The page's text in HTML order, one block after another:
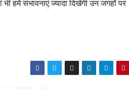
हमें संभावनाएं ज्यादा दिखेंगी उन जगहों पर